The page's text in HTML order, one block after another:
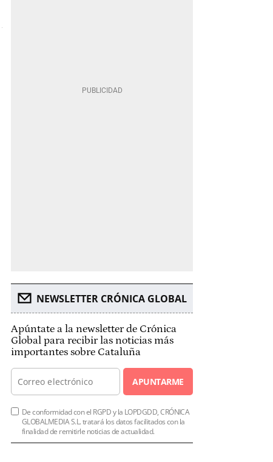
NEWSLETTER CRÓNICA GLOBAL
Apúntate a la newsletter de Crónica
Global para recibir las noticias más
importantes sobre Cataluña
APUNTARME
De conformidad con el RGPD y la LOPDGDD, CRÓNICA
GLOBALMEDIA S.L. tratará los datos facilitados con la
finalidad de remitirle noticias de actualidad.